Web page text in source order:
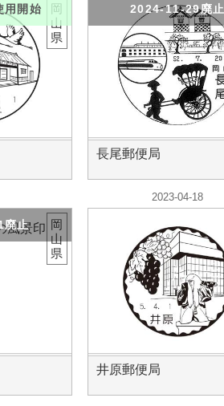
開始
岡
山
県
長尾郵便局
2024-11-29廃止
廃止
岡
山
県
2023-04-18
井原郵便局